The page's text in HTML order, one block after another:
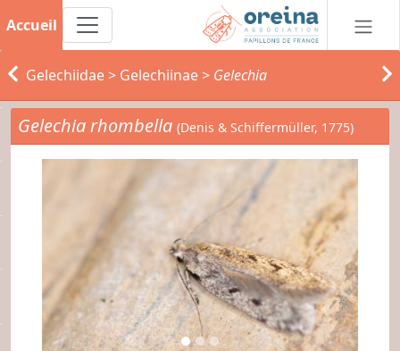
Accueil
Gelechiidae> Gelechiinae> Gelechia
Gelechia rhombella (Denis & Schiffermüller, 1775)